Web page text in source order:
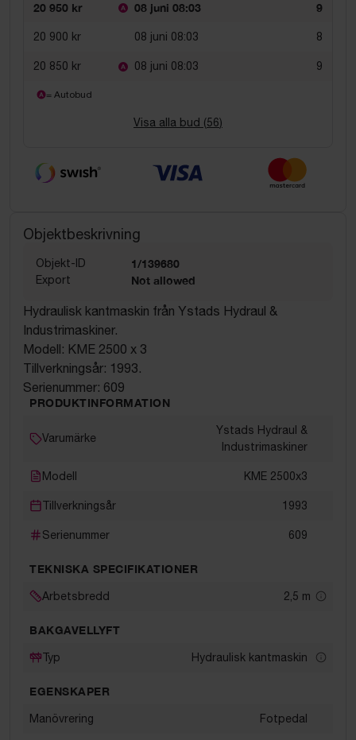
20 950 kr 08 juni 08:03 9
20 900 kr 08 juni 08:03 8
20 850 kr 08 juni 08:03 9
= Autobud
Visa alla bud (56)
Objektbeskrivning
Objekt-ID 1/139680
Export Not allowed
Hydraulisk kantmaskin från Ystads Hydraul &
Industrimaskiner.
Modell: KME 2500 x 3
Tillverkningsår: 1993.
Serienummer: 609
PRODUKTINFORMATION
Varumärke
Ystads Hydraul &
Industrimaskiner
Modell KME 2500x3
Tillverkningsår 1993
Serienummer 609
TEKNISKA SPECIFIKATIONER
Arbetsbredd 2,5 m
BAKGAVELLYFT
Typ Hydraulisk kantmaskin
EGENSKAPER
Manövrering Fotpedal